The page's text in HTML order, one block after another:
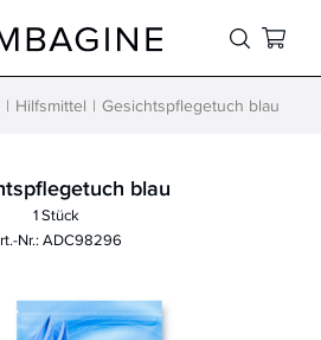
Hilfsmittel Gesichtspflegetuch blau
blau
1 Stück
Nr.: ADC98296